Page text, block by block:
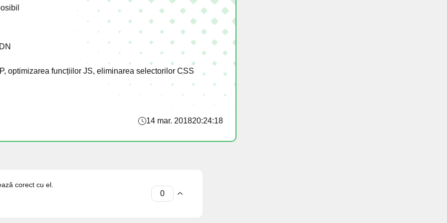
optimizarea funcțiilor JS, eliminarea selectorilor CSS
14 mar. 201820:24:18
corect cu el.